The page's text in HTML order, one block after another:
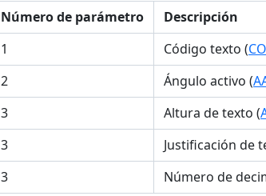
Número de parámetro Descripción
1
Código texto (
2
Ángulo activo (
3
Altura de texto (
3
Justificación de
3
Número de